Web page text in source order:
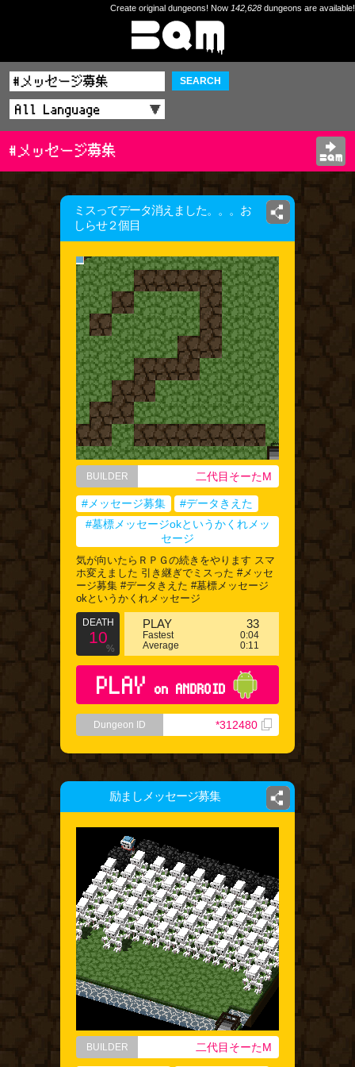
Create original dungeons! Now 142,628 dungeons are available!
SEARCH
#メッセージ募集
ミスってデータ消えました。。。お
しらせ２個目
BUILDER 二代目そーたM
#メッセージ募集
#データきえた
#墓標メッセージokというかくれメッ
セージ
気が向いたらＲＰＧの続きをやります スマ
ホ変えました 引き継ぎでミスった #メッセ
ージ募集 #データきえた #墓標メッセージ
okというかくれメッセージ
DEATH
10
%
PLAY 33
Fastest
0:04
Average
0:11
PLAY on ANDROID
Dungeon ID *312480
励ましメッセージ募集
BUILDER 二代目そーたM